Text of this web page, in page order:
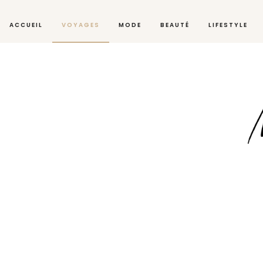
ACCUEIL VOYAGES MODE BEAUTÉ LIFESTYLE